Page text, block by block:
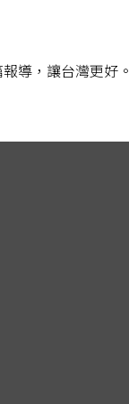
導，讓台灣更好。